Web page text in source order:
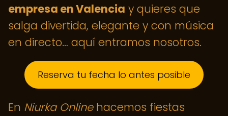
empresa en Valencia y quieres que
salga divertida, elegante y con música
en directo… aquí entramos nosotros.
Reserva tu fecha lo antes posible
En Niurka Onlinehacemos fiestas